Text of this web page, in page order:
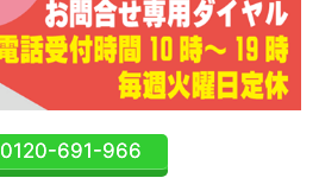
0120-691-966